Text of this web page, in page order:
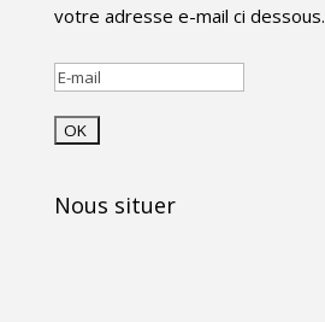
votre adresse e-mail ci dessous.
Nous situer